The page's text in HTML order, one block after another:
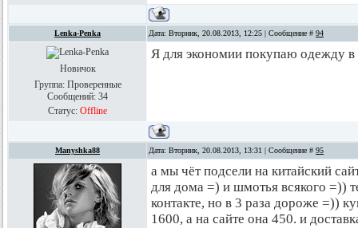
Lenka-Penka Дата: Вторник, 20.08.2013, 12:25 | Сообщение # 94
Новичок
Группа: Проверенные
Сообщений: 34
Статус: Offline
Я для экономии покупаю одежду в
Manyshka88 Дата: Вторник, 20.08.2013, 13:31 | Сообщение # 95
а мы чёт подсели на китайский
для дома =) и шмотья всякого =))
контакте, но в 3 раза дороже =))
1600, а на сайте она 450. и